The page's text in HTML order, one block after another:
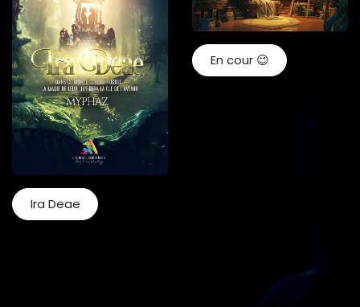
Ira Deae
En cour 😉